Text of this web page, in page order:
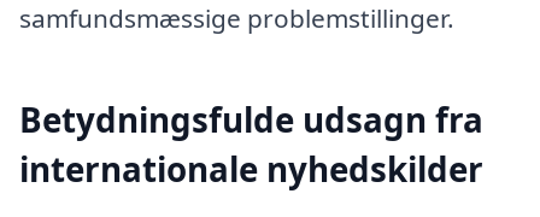
samfundsmæssige problemstillinger.
Betydningsfulde udsagn fra
internationale nyhedskilder